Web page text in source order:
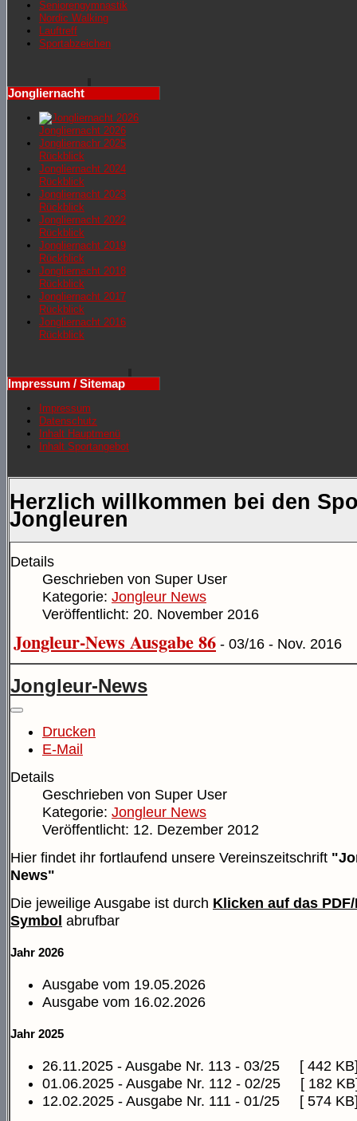
Seniorengymnastik
Nordic Walking
Lauftreff
Sportabzeichen
Jongliernacht
Jongliernacht 2026
Jongliernachr 2025
Rückblick
Jongliernacht 2024
Rückblick
Jongliernacht 2023
Rückblick
Jongliernacht 2022
Rückblick
Jongliernacht 2019
Rückblick
Jongliernacht 2018
Rückblick
Jongliernacht 2017
Rückblick
Jongliernacht 2016
Rückblick
Impressum / Sitemap
Impressum
Datenschutz
Inhalt Hauptmenü
Inhalt Sportangebot
Herzlich willkommen bei den
Jongleuren
Details
Geschrieben von Super User
Kategorie: Jongleur News
Veröffentlicht: 20. November 2016
Jongleur-News Ausgabe 86 - 03/16 - Nov. 2016
Jongleur-News
Drucken
E-Mail
Details
Geschrieben von Super User
Kategorie: Jongleur News
Veröffentlicht: 12. Dezember 2012
Hier findet ihr fortlaufend unsere Vereinszeitschrift
News"
Die jeweilige Ausgabe ist durch Klicken auf das
Symbol abrufbar
Jahr 2026
Ausgabe vom 19.05.2026
Ausgabe vom 16.02.2026
Jahr 2025
26.11.2025 - Ausgabe Nr. 113 - 03/25
[ 442
01.06.2025 - Ausgabe Nr. 112 - 02/25
[ 182
12.02.2025 - Ausgabe Nr. 111 - 01/25
[ 574